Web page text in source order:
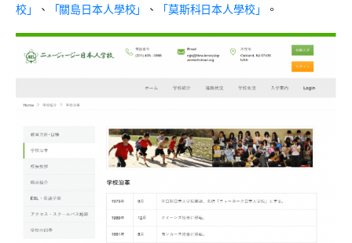
校」
、 「關島日本人學校」 、 「莫斯科日本人學校」 。